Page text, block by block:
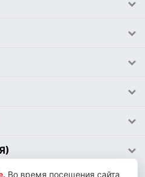
Во время посещения сайта